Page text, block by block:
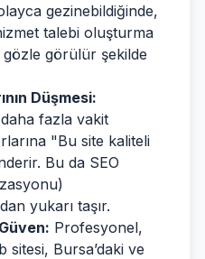
gezinebildiğinde,
talebi oluşturma
gözle görülür şekilde
Düşmesi:
daha fazla vakit
"Bu site kaliteli
Bu da SEO
yukarı taşır.
Profesyonel,
sitesi, Bursa’daki ve